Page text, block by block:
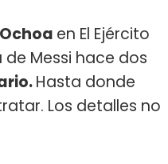
en El Ejército
de Messi hace dos
Hasta donde
Los detalles no